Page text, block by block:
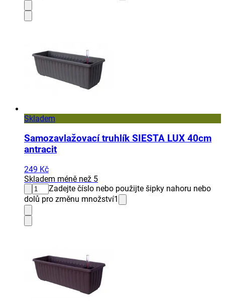
Skladem
Samozavlažovací truhlík SIESTA LUX 40cm
antracit
249 Kč
Skladem méně než 5
Zadejte číslo nebo použijte šipky nahoru nebo
dolů pro změnu množství1